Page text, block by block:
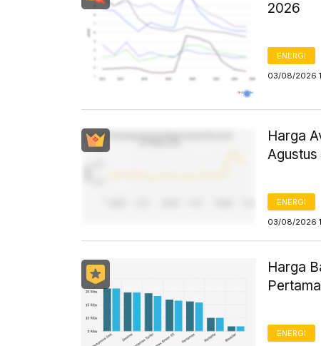
2026
ENERGI
03/08/2026
Harga
ENERGI
03/08/2026
Harga
ENERGI